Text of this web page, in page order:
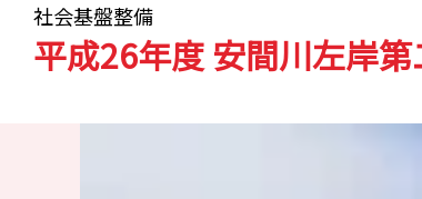
社会基盤整備
平成26年度 安間川左岸